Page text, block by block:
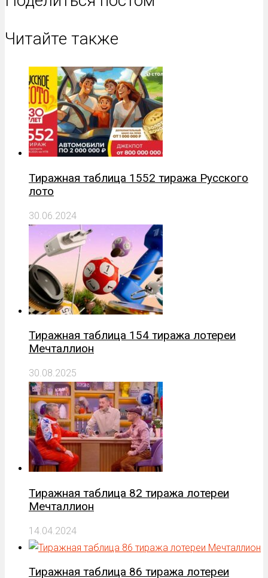
Читайте также
Тиражная таблица 1552 тиража Русского
лото
30.06.2024
Тиражная таблица 154 тиража лотереи
Мечталлион
30.08.2025
Тиражная таблица 82 тиража лотереи
Мечталлион
14.04.2024
Тиражная таблица 86 тиража лотереи